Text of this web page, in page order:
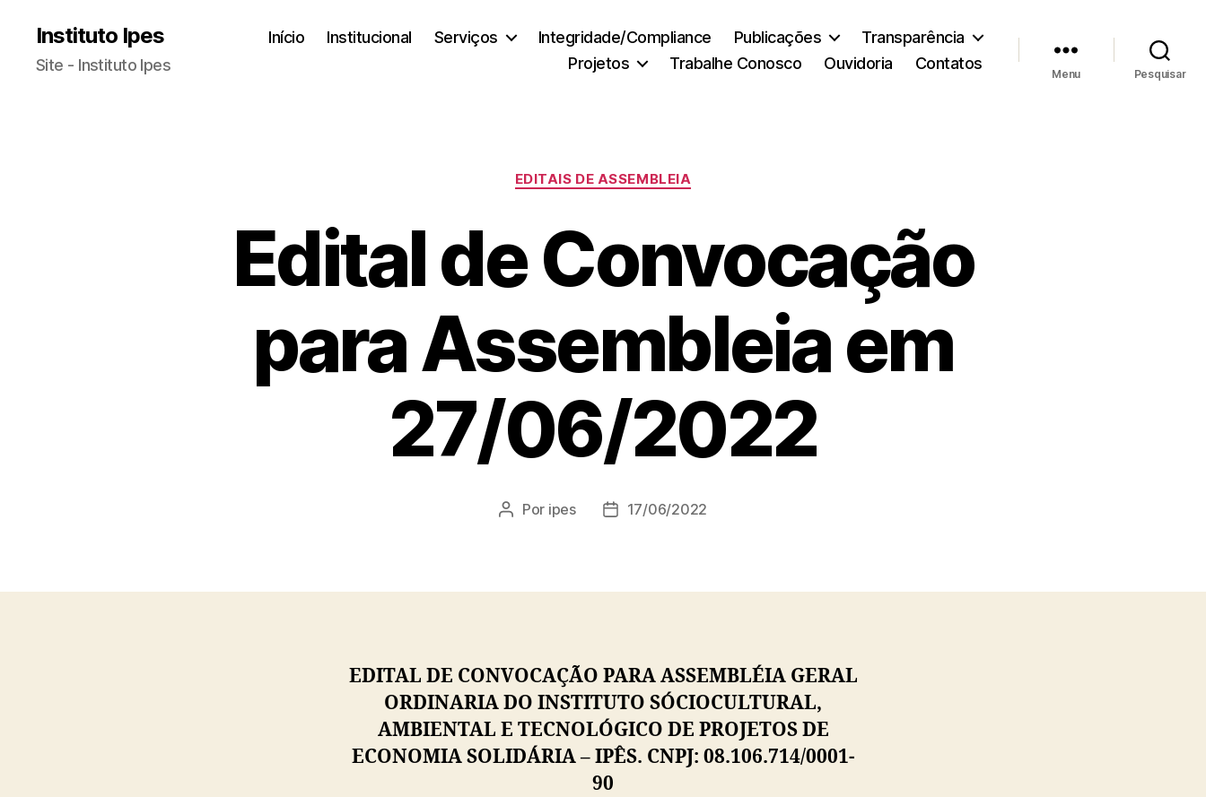
Instituto Ipes
Site - Instituto Ipes
Início Institucional Serviços Integridade/Compliance Publicações
Transparência
Projetos
Trabalhe Conosco Ouvidoria Contatos
Menu Pesquisar
Categorias
EDITAIS DE ASSEMBLEIA
Edital de Convocação
para Assembleia em
27/06/2022
Autor
Por ipes
Data17/06/2022
EDITAL DE CONVOCAÇÃO PARA ASSEMBLÉIA GERAL
ORDINARIA DO INSTITUTO SÓCIOCULTURAL,
AMBIENTAL E TECNOLÓGICO DE PROJETOS DE
ECONOMIA SOLIDÁRIA – IPÊS. CNPJ: 08.106.714/0001-
90